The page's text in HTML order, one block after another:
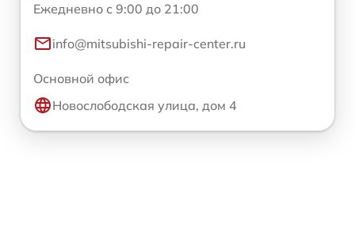
Ежедневно с 9:00 до 21:00
info@mitsubishi-repair-center.ru
Основной офис
Новослободская улица, дом 4